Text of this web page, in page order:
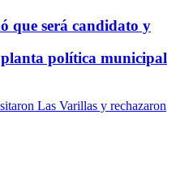
que será candidato y
política municipal